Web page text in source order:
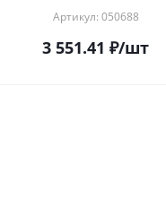
Артикул: 050688
3 551.41 ₽/шт